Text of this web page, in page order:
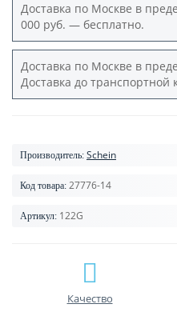
Доставка по Москве в
000 руб. — бесплатно.
Доставка по Москве в
Доставка до транспортной
Производитель: Schein
Код товара: 27776-14
Артикул: 122G
Качество